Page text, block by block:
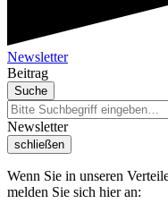
Newsletter
Beitrag
Suche
Newsletter
schließen
Wenn Sie in unseren
melden Sie sich hier an: